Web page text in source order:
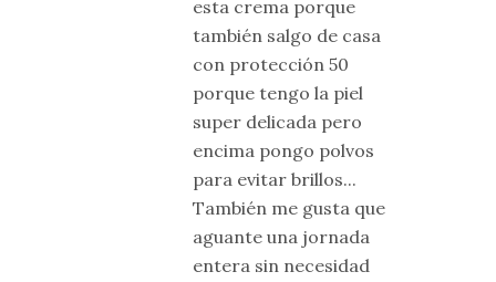
esta crema porque
también salgo de casa
con protección 50
porque tengo la piel
super delicada pero
encima pongo polvos
para evitar brillos...
También me gusta que
aguante una jornada
entera sin necesidad